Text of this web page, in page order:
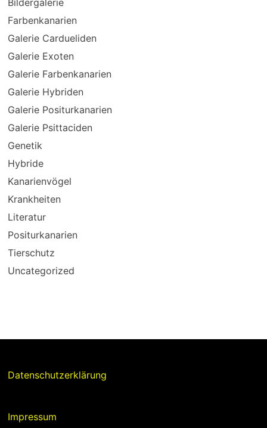
Bildergalerie
Farbenkanarien
Galerie Cardueliden
Galerie Exoten
Galerie Farbenkanarien
Galerie Hybriden
Galerie Positurkanarien
Galerie Psittaciden
Genetik
Hybride
Kanarienvögel
Krankheiten
Literatur
Positurkanarien
Tierschutz
Uncategorized
Datenschutzerklärung
Impressum